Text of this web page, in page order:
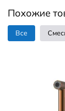
Похожие
Все